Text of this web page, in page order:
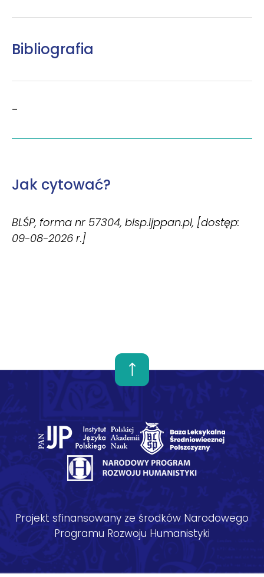
Bibliografia
–
Jak cytować?
BLŚP, forma nr 57304, blsp.ijppan.pl, [dostęp:
09-08-2026 r.]
Projekt sfinansowany ze środków Narodowego
Programu Rozwoju Humanistyki